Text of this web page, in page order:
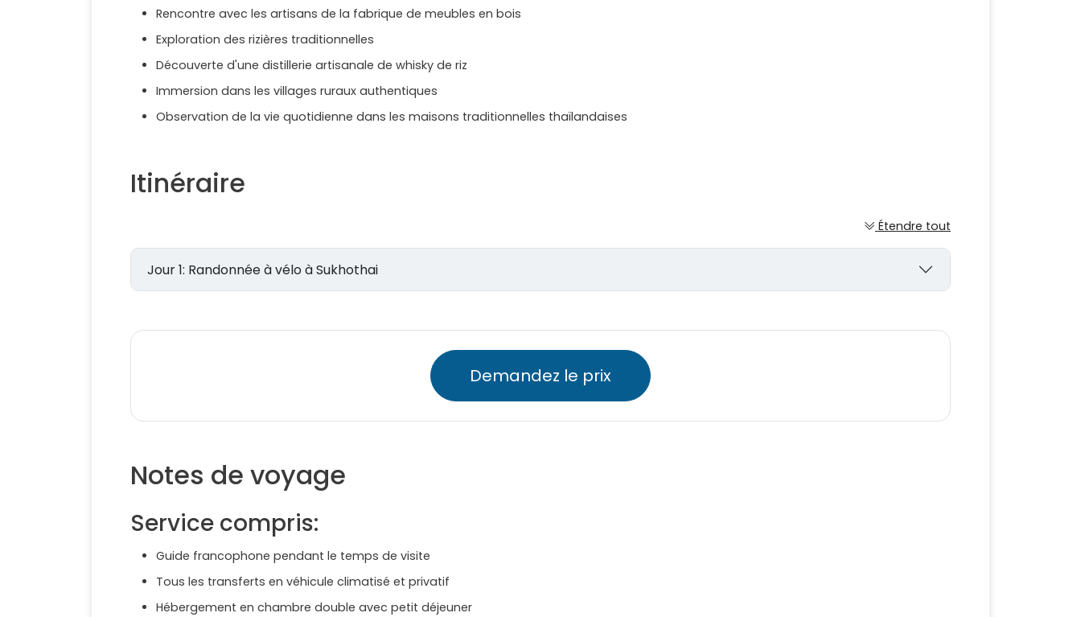
Rencontre avec les artisans de la fabrique de meubles en bois
Exploration des rizières traditionnelles
Découverte d'une distillerie artisanale de whisky de riz
Immersion dans les villages ruraux authentiques
Observation de la vie quotidienne dans les maisons traditionnelles thaïlandaises
Itinéraire
Étendre tout
Jour 1: Randonnée à vélo à Sukhothai
Demandez le prix
Notes de voyage
Service compris:
Guide francophone pendant le temps de visite
Tous les transferts en véhicule climatisé et privatif
Hébergement en chambre double avec petit déjeuner